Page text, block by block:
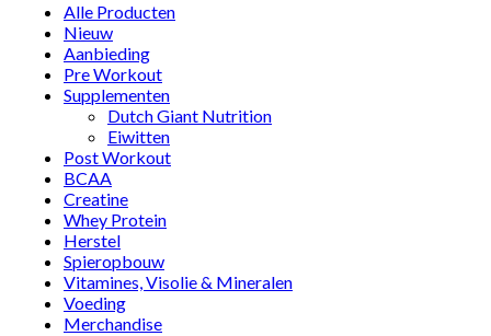
Alle Producten
Nieuw
Aanbieding
Pre Workout
Supplementen
Dutch Giant Nutrition
Eiwitten
Post Workout
BCAA
Creatine
Whey Protein
Herstel
Spieropbouw
Vitamines, Visolie & Mineralen
Voeding
Merchandise